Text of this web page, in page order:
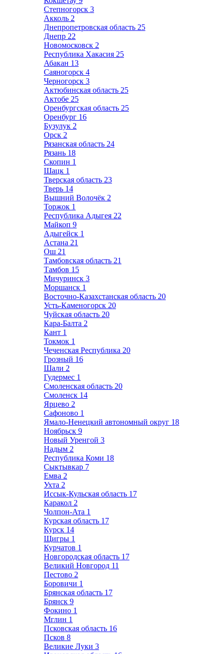
Степногорск 3
Акколь 2
Днепропетровская область 25
Днепр 22
Новомосковск 2
Республика Хакасия 25
Абакан 13
Саяногорск 4
Черногорск 3
Актюбинская область 25
Актобе 25
Оренбургская область 25
Оренбург 16
Бузулук 2
Орск 2
Рязанская область 24
Рязань 18
Скопин 1
Шацк 1
Тверская область 23
Тверь 14
Вышний Волочёк 2
Торжок 1
Республика Адыгея 22
Майкоп 9
Адыгейск 1
Астана 21
Ош 21
Тамбовская область 21
Тамбов 15
Мичуринск 3
Моршанск 1
Восточно-Казахстанская область 20
Усть-Каменогорск 20
Чуйская область 20
Кара-Балта 2
Кант 1
Токмок 1
Чеченская Республика 20
Грозный 16
Шали 2
Гудермес 1
Смоленская область 20
Смоленск 14
Ярцево 2
Сафоново 1
Ямало-Ненецкий автономный округ 18
Ноябрьск 9
Новый Уренгой 3
Надым 2
Республика Коми 18
Сыктывкар 7
Емва 2
Ухта 2
Иссык-Кульская область 17
Каракол 2
Чолпон-Ата 1
Курская область 17
Курск 14
Щигры 1
Курчатов 1
Новгородская область 17
Великий Новгород 11
Пестово 2
Боровичи 1
Брянская область 17
Брянск 9
Фокино 1
Мглин 1
Псковская область 16
Псков 8
Великие Луки 3